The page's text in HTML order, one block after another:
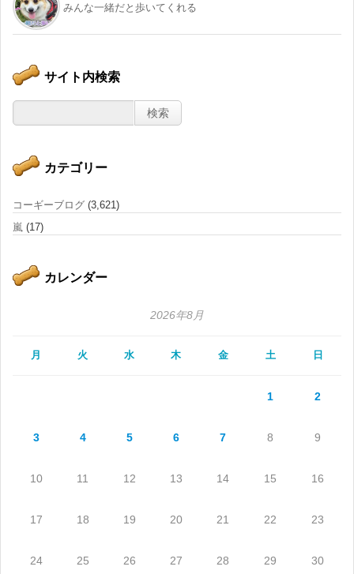
みんな一緒だと歩いてくれる
サイト内検索
カテゴリー
コーギーブログ (3,621)
嵐 (17)
カレンダー
2026年8月
月 火 水 木 金 土 日
1 2
3 4 5 6 7 8 9
10 11 12 13 14 15 16
17 18 19 20 21 22 23
24 25 26 27 28 29 30